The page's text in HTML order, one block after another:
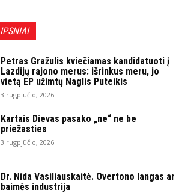
Petras Gražulis kviečiamas kandidatuoti į
Lazdijų rajono merus: išrinkus meru, jo
vietą EP užimtų Naglis Puteikis
3 rugpjūčio, 2026
Kartais Dievas pasako „ne“ ne be
priežasties
3 rugpjūčio, 2026
Dr. Nida Vasiliauskaitė. Overtono langas ar
baimės industrija